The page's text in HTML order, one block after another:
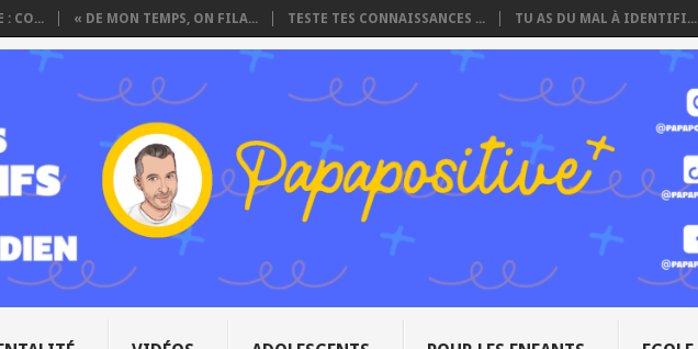
: CO... « DE MON TEMPS, ON FILA... TESTE TES CONNAISSANCES ... TU AS DU MAL À IDENTIFI...